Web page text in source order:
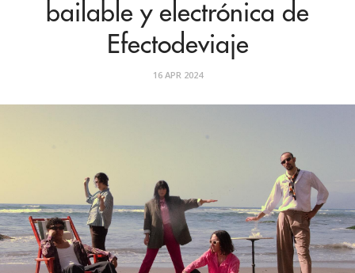
bailable y electrónica de
Efectodeviaje
16 APR 2024